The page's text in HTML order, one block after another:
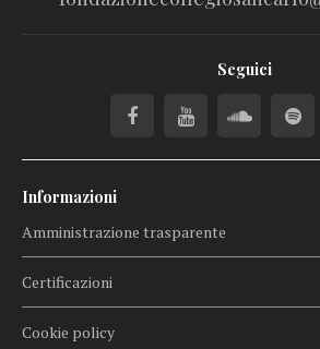
Seguici
Informazioni
Amministrazione trasparente
Certificazioni
Cookie policy